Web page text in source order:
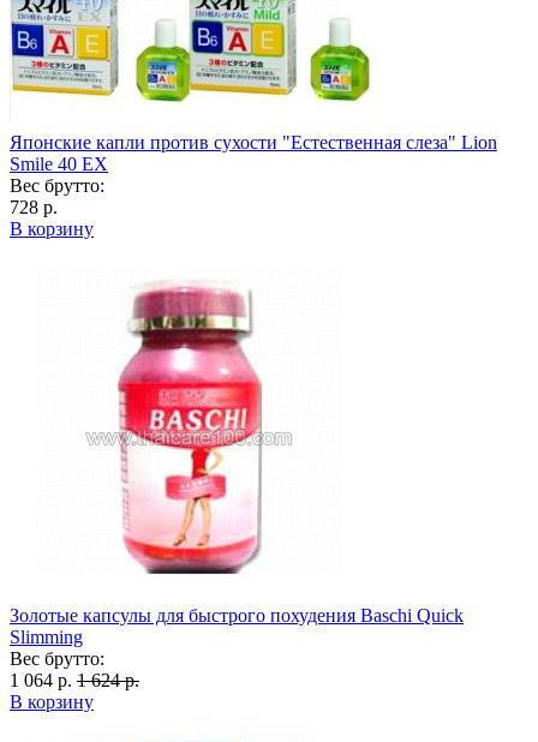
Японские капли против сухости "Естественная слеза" Lion
Smile 40 EX
Вес брутто:
728 р.
В корзину
Золотые капсулы для быстрого похудения Baschi Quick
Slimming
Вес брутто:
1 064 р. 1 624 р.
В корзину